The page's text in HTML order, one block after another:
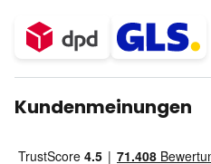
Kundenmeinungen